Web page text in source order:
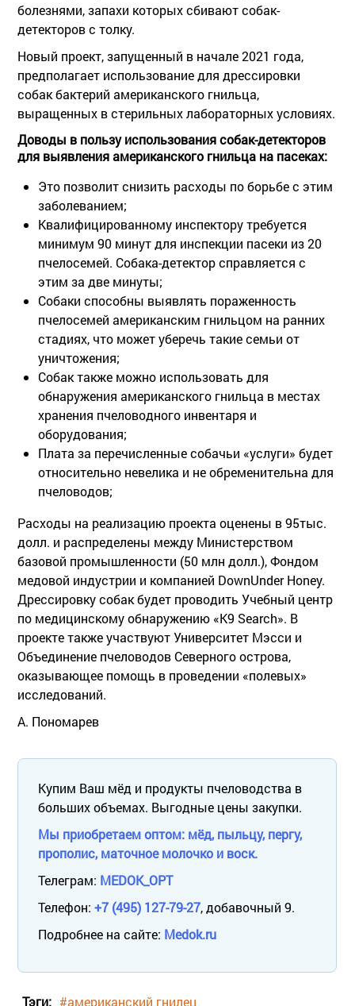
болезнями, запахи которых сбивают собак-
детекторов с толку.
Новый проект, запущенный в начале 2021 года,
предполагает использование для дрессировки
собак бактерий американского гнильца,
выращенных в стерильных лабораторных условиях.
Доводы в пользу использования собак-детекторов
для выявления американского гнильца на пасеках:
Это позволит снизить расходы по борьбе с этим
заболеванием;
Квалифицированному инспектору требуется
минимум 90 минут для инспекции пасеки из 20
пчелосемей. Собака-детектор справляется с
этим за две минуты;
Собаки способны выявлять пораженность
пчелосемей американским гнильцом на ранних
стадиях, что может уберечь такие семьи от
уничтожения;
Собак также можно использовать для
обнаружения американского гнильца в местах
хранения пчеловодного инвентаря и
оборудования;
Плата за перечисленные собачьи «услуги» будет
относительно невелика и не обременительна для
пчеловодов;
Расходы на реализацию проекта оценены в 95тыс.
долл. и распределены между Министерством
базовой промышленности (50 млн долл.), Фондом
медовой индустрии и компанией DownUnder Honey.
Дрессировку собак будет проводить Учебный центр
по медицинскому обнаружению «K9 Search». В
проекте также участвуют Университет Мэсси и
Объединение пчеловодов Северного острова,
оказывающее помощь в проведении «полевых»
исследований.
А. Пономарев
Купим Ваш мёд и продукты пчеловодства в
больших объемах. Выгодные цены закупки.
Мы приобретаем оптом: мёд, пыльцу, пергу,
прополис, маточное молочко и воск.
Телеграм: MEDOK_OPT
Телефон: +7 (495) 127-79-27, добавочный 9.
Подробнее на сайте: Medok.ru
Тэги: #американский гнилец